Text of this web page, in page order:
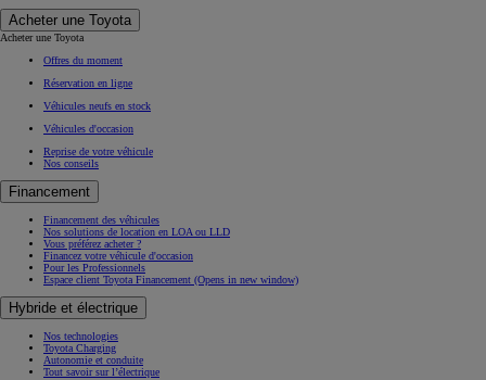
Acheter une Toyota
Acheter une Toyota
Offres du moment
Réservation en ligne
Véhicules neufs en stock
Véhicules d'occasion
Reprise de votre véhicule
Nos conseils
Financement
Financement des véhicules
Nos solutions de location en LOA ou LLD
Vous préférez acheter ?
Financez votre véhicule d'occasion
Pour les Professionnels
Espace client Toyota Financement (Opens in new window)
Hybride et électrique
Nos technologies
Toyota Charging
Autonomie et conduite
Tout savoir sur l’électrique